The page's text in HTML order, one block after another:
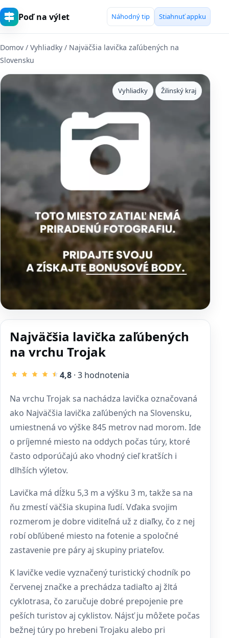
Poď na výlet Náhodný tip Stiahnuť appku
Domov / Vyhliadky / Najväčšia lavička zaľúbených na
Slovensku
Vyhliadky Žilinský kraj
Najväčšia lavička zaľúbených
na vrchu Trojak
4,8 · 3 hodnotenia
Na vrchu Trojak sa nachádza lavička označovaná
ako Najväčšia lavička zaľúbených na Slovensku,
umiestnená vo výške 845 metrov nad morom. Ide
o príjemné miesto na oddych počas túry, ktoré
často odporúčajú ako vhodný cieľ kratších i
dlhších výletov.
Lavička má dĺžku 5,3 m a výšku 3 m, takže sa na
ňu zmestí väčšia skupina ľudí. Vďaka svojim
rozmerom je dobre viditeľná už z diaľky, čo z nej
robí obľúbené miesto na fotenie a spoločné
zastavenie pre páry aj skupiny priateľov.
K lavičke vedie vyznačený turistický chodník po
červenej značke a prechádza tadiaľto aj žltá
cyklotrasa, čo zaručuje dobré prepojenie pre
peších turistov aj cyklistov. Nájsť ju môžete počas
bežnej túry po hrebeni Trojaku alebo pri